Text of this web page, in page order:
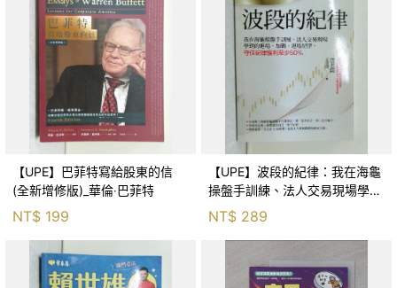
【UPE】巴菲特寫給股東的信
(全新增修版)_華倫‧巴菲特
NT$ 199
【UPE】波段的紀律：我在海龜
操盤手訓練、法人交易現場學到
的進場、加碼、退場紀律，守住
紀律獲利至少50％_雷老闆
NT$ 289